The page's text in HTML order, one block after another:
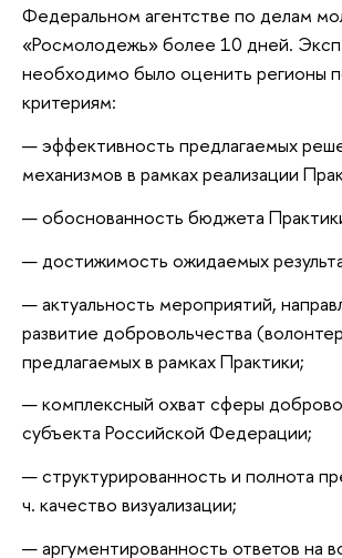
Федеральном агентстве по делам
«Росмолодежь» более 10 дней.
необходимо было оценить регионы
критериям:
эффективность предлагаемых
механизмов в рамках реализации
обоснованность бюджета
достижимость ожидаемых
актуальность мероприятий,
развитие добровольчества
предлагаемых в рамках Практики;
комплексный охват сферы
субъекта Российской Федерации;
структурированность и полнота
ч. качество визуализации;
аргументированность ответов на